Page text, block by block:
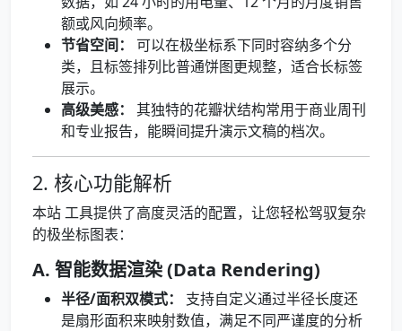
额或风向频率。
节省空间：
可以在极坐标系下同时容纳多个分
类，且标签排列比普通饼图更规整，适合长标签
展示。
高级美感：
其独特的花瓣状结构常用于商业周刊
和专业报告，能瞬间提升演示文稿的档次。
2. 核心功能解析
本站 工具提供了高度灵活的配置，让您轻松驾驭复杂
的极坐标图表：
A. 智能数据渲染 (Data Rendering)
半径/面积双模式：
支持自定义通过半径长度还
是扇形面积来映射数值，满足不同严谨度的分析